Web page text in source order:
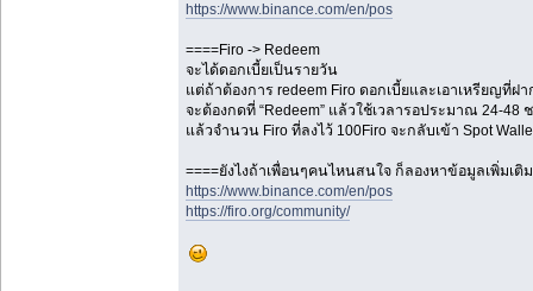
https://www.binance.com/en/pos
====Firo -> Redeem
จะได้ดอกเบี้ยเป็นรายวัน
แต่ถ้าต้องการ redeem Firo ดอกเบี้ยและเอาเหรียญที่ฝ
จะต้องกดที่ “Redeem” แล้วใช้เวลารอประมาณ 24-48
แล้วจำนวน Firo ที่ลงไว้ 100Firo จะกลับเข้า Spot
====ยังไงถ้าเพื่อนๆคนไหนสนใจ ก็ลองหาข้อมูลเพิ่มเติ
https://www.binance.com/en/pos
https://firo.org/community/